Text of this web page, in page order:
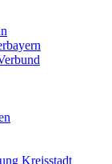
Kreisstadt